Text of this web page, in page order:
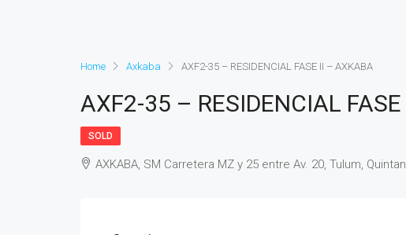
Home Axkaba AXF2-35 – RESIDENCIAL FASE II – AXKABA
AXF2-35 – RESIDENCIAL
SOLD
AXKABA, SM Carretera MZ y 25 entre Av. 20, Tulum,